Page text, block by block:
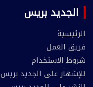
الجديد بريس
الرئيسية
فريق العمل
شروط الاستخدام
للإشهار على الجديد بريس